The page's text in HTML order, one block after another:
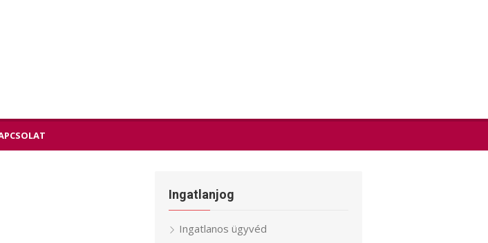
Ingatlanjog
Ingatlanos ügyvéd